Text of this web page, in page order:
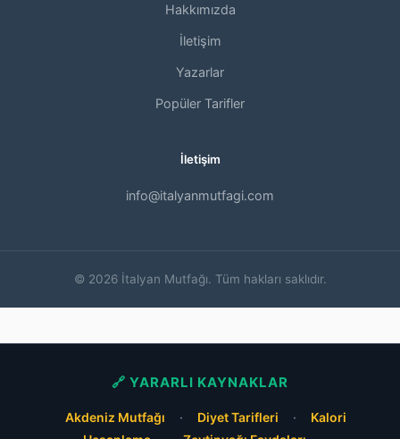
Hakkımızda
İletişim
Yazarlar
Popüler Tarifler
İletişim
info@italyanmutfagi.com
© 2026 İtalyan Mutfağı. Tüm hakları saklıdır.
🔗 YARARLI KAYNAKLAR
Akdeniz Mutfağı · Diyet Tarifleri ·
Kalori